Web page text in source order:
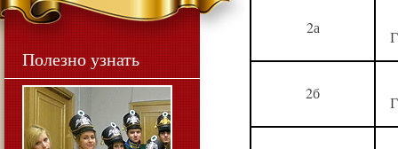
2а
2б
Полезно узнать